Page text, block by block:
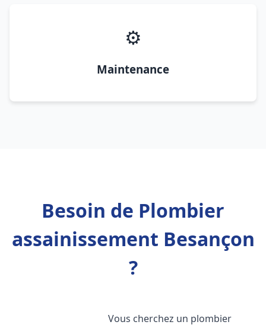
⚙️
Maintenance
Besoin de Plombier
assainissement Besançon
?
Vous cherchez un plombier